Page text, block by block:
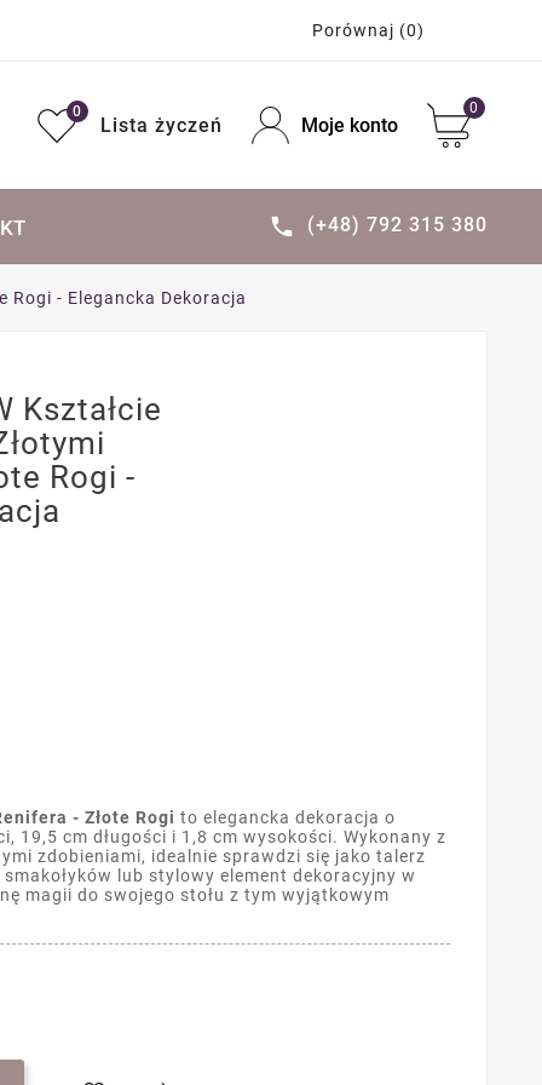
Porównaj (0)
Lista życzeń
0
Moje konto
0
 (+48) 792 315 380
Rogi - Elegancka Dekoracja
Kształcie
Rogi -
- Złote Rogi to elegancka dekoracja o
19,5 cm długości i 1,8 cm wysokości. Wykonany z
zdobieniami, idealnie sprawdzi się jako talerz
lub stylowy element dekoracyjny w
magii do swojego stołu z tym wyjątkowym